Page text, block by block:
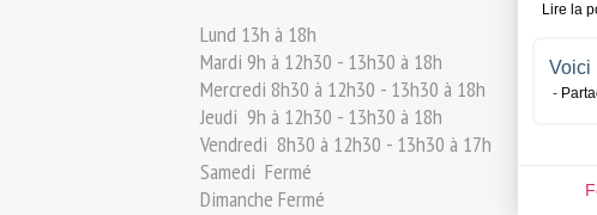
Lire la
Voici
Lund 13h à 18h
Mardi 9h à 12h30 - 13h30 à 18h
Mercredi 8h30 à 12h30 - 13h30 à 18h
Jeudi 9h à 12h30 - 13h30 à 18h
Vendredi 8h30 à 12h30 - 13h30 à 17h
Samedi Fermé
Dimanche Fermé